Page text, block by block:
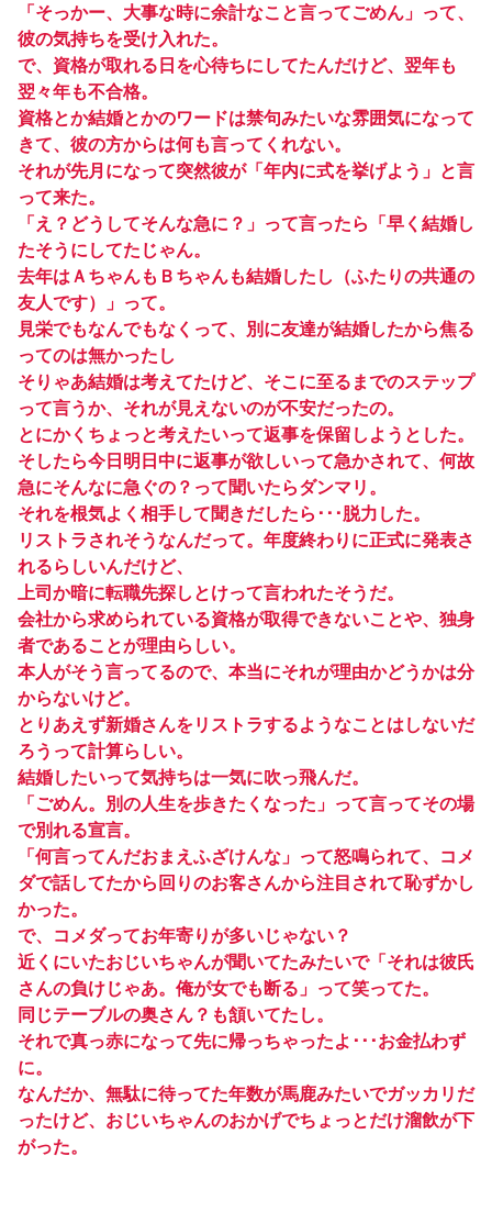
「そっかー、大事な時に余計なこと言ってごめん」って、
彼の気持ちを受け入れた。
で、資格が取れる日を心待ちにしてたんだけど、翌年も
翌々年も不合格。
資格とか結婚とかのワードは禁句みたいな雰囲気になって
きて、彼の方からは何も言ってくれない。
それが先月になって突然彼が「年内に式を挙げよう」と言
って来た。
「え？どうしてそんな急に？」って言ったら「早く結婚し
たそうにしてたじゃん。
去年はＡちゃんもＢちゃんも結婚したし（ふたりの共通の
友人です）」って。
見栄でもなんでもなくって、別に友達が結婚したから焦る
ってのは無かったし
そりゃあ結婚は考えてたけど、そこに至るまでのステップ
って言うか、それが見えないのが不安だったの。
とにかくちょっと考えたいって返事を保留しようとした。
そしたら今日明日中に返事が欲しいって急かされて、何故
急にそんなに急ぐの？って聞いたらダンマリ。
それを根気よく相手して聞きだしたら･･･脱力した。
リストラされそうなんだって。年度終わりに正式に発表さ
れるらしいんだけど、
上司か暗に転職先探しとけって言われたそうだ。
会社から求められている資格が取得できないことや、独身
者であることが理由らしい。
本人がそう言ってるので、本当にそれが理由かどうかは分
からないけど。
とりあえず新婚さんをリストラするようなことはしないだ
ろうって計算らしい。
結婚したいって気持ちは一気に吹っ飛んだ。
「ごめん。別の人生を歩きたくなった」って言ってその場
で別れる宣言。
「何言ってんだおまえふざけんな」って怒鳴られて、コメ
ダで話してたから回りのお客さんから注目されて恥ずかし
かった。
で、コメダってお年寄りが多いじゃない？
近くにいたおじいちゃんが聞いてたみたいで「それは彼氏
さんの負けじゃあ。俺が女でも断る」って笑ってた。
同じテーブルの奥さん？も頷いてたし。
それで真っ赤になって先に帰っちゃったよ･･･お金払わず
に。
なんだか、無駄に待ってた年数が馬鹿みたいでガッカリだ
ったけど、おじいちゃんのおかげでちょっとだけ溜飲が下
がった。